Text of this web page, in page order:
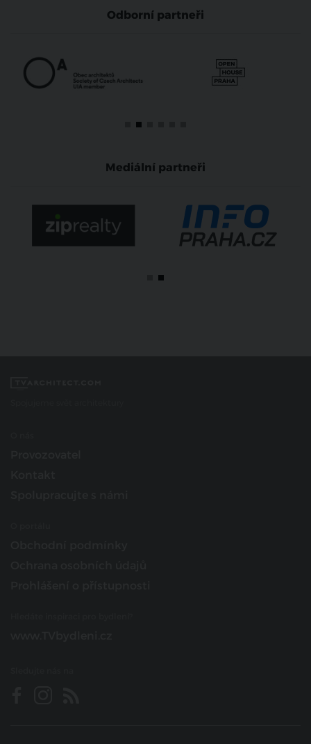
Odborní partneři
Mediální partneři